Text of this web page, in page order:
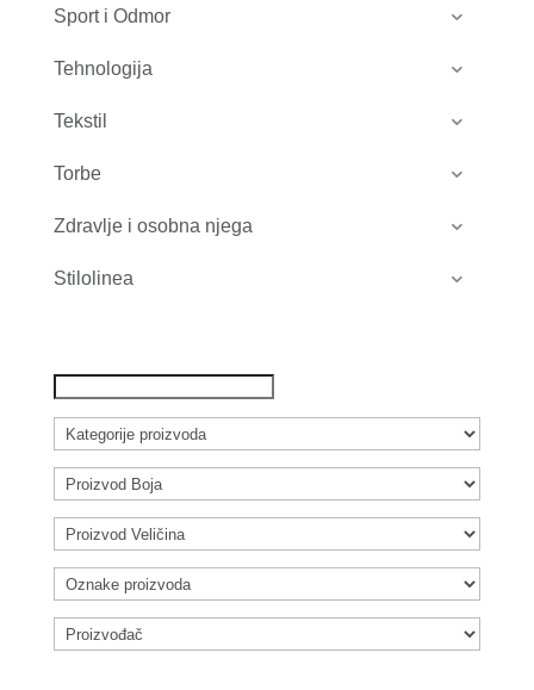
Sport i Odmor
Tehnologija
Tekstil
Torbe
Zdravlje i osobna njega
Stilolinea